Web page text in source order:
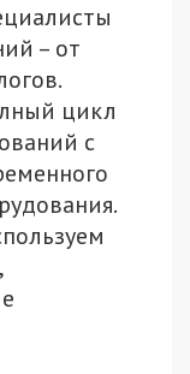
– от
цикл
с